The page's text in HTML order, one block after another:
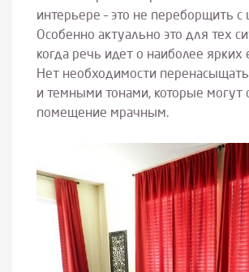
интерьере – это не переборщить с
Особенно актуально это для тех
когда речь идет о наиболее ярких
Нет необходимости
и темными тонами, которые могут
помещение мрачным.